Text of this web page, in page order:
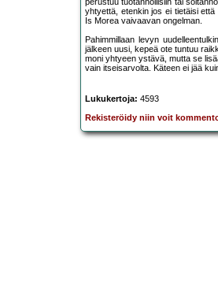
perustuu tuotannollisiin tai
yhtyettä, etenkin jos ei tietäisi
Is Morea vaivaavan ongelman.
Pahimmillaan levyn
jälkeen uusi, kepeä ote tuntuu
moni yhtyeen ystävä, mutta se
vain itseisarvolta. Käteen ei jää
Lukukertoja: 4593
Rekisteröidy niin voit